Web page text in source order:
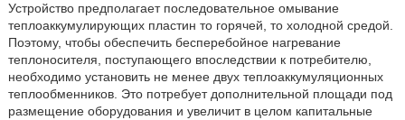
Устройство предполагает последовательное омывание
теплоаккумулирующих пластин то горячей, то холодной средой.
Поэтому, чтобы обеспечить бесперебойное нагревание
теплоносителя, поступающего впоследствии к потребителю,
необходимо установить не менее двух теплоаккумуляционных
теплообменников. Это потребует дополнительной площади под
размещение оборудования и увеличит в целом капитальные